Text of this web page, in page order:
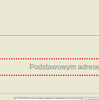
Podstawowym